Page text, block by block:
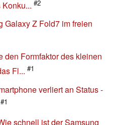
#2
Galaxy Z Fold7 im freien
den Formfaktor des kleinen
Fl... #1
verliert an Status -
#1
schnell ist der Samsung